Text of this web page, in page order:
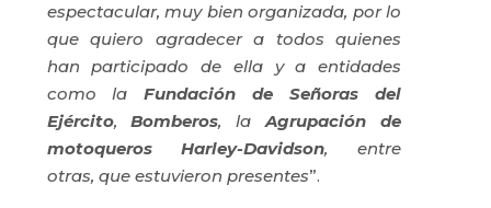
espectacular, muy bien organizada, por lo
que quiero agradecer a todos quienes
han participado de ella y a entidades
como laFundación de Señoras del
Ejército,Bomberos, laAgrupación de
motoqueros Harley-Davidson, entre
otras, que estuvieron presentes”.